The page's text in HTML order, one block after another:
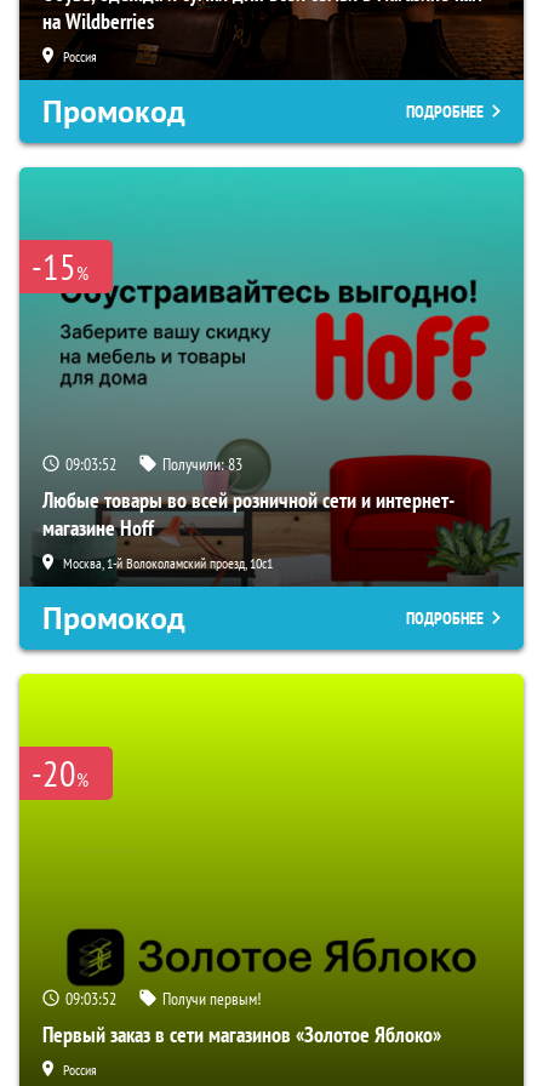
на Wildberries
Россия
Промокод ПОДРОБНЕЕ
-15%
09:03:51 Получили:83
Любые товары во всей розничной сети и интернет-
магазине Hoff
Москва, 1-й Волоколамский проезд, 10с1
Промокод ПОДРОБНЕЕ
-20%
09:03:51 Получи первым!
Первый заказ в сети магазинов «Золотое Яблоко»
Россия